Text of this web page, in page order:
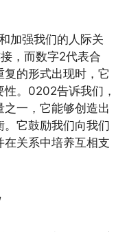
加强我们的人际关
，而数字2代表合
的形式出现时，它
。0202告诉我们，
一，它能够创造出
它鼓励我们向我们
在关系中培养互相支